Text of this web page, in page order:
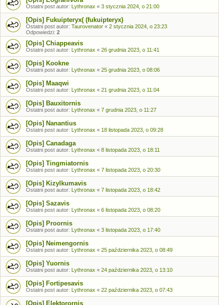
Ostatni post autor: Lythronax « 3 stycznia 2024, o 21:00
[Opis] Fukuipteryx( (fukuipteryx)
Ostatni post autor: Taurovenator « 2 stycznia 2024, o 23:23
Odpowiedzi: 2
[Opis] Chiappeavis
Ostatni post autor: Lythronax « 26 grudnia 2023, o 11:41
[Opis] Kookne
Ostatni post autor: Lythronax « 25 grudnia 2023, o 08:06
[Opis] Maaqwi
Ostatni post autor: Lythronax « 21 grudnia 2023, o 11:04
[Opis] Bauxitornis
Ostatni post autor: Lythronax « 7 grudnia 2023, o 11:27
[Opis] Nanantius
Ostatni post autor: Lythronax « 18 listopada 2023, o 09:28
[Opis] Canadaga
Ostatni post autor: Lythronax « 8 listopada 2023, o 18:11
[Opis] Tingmiatornis
Ostatni post autor: Lythronax « 7 listopada 2023, o 20:30
[Opis] Kizylkumavis
Ostatni post autor: Lythronax « 7 listopada 2023, o 18:42
[Opis] Sazavis
Ostatni post autor: Lythronax « 6 listopada 2023, o 08:20
[Opis] Proornis
Ostatni post autor: Lythronax « 3 listopada 2023, o 17:40
[Opis] Neimengornis
Ostatni post autor: Lythronax « 25 października 2023, o 08:49
[Opis] Yuornis
Ostatni post autor: Lythronax « 24 października 2023, o 13:10
[Opis] Fortipesavis
Ostatni post autor: Lythronax « 22 października 2023, o 07:43
[Opis] Elektorornis